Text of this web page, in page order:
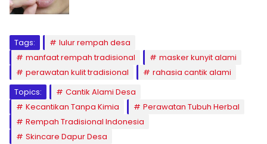
Tags:
lulur rempah desa
manfaat rempah tradisional
masker kunyit alami
perawatan kulit tradisional
rahasia cantik alami
Topics:
Cantik Alami Desa
Kecantikan Tanpa Kimia
Perawatan Tubuh Herbal
Rempah Tradisional Indonesia
Skincare Dapur Desa